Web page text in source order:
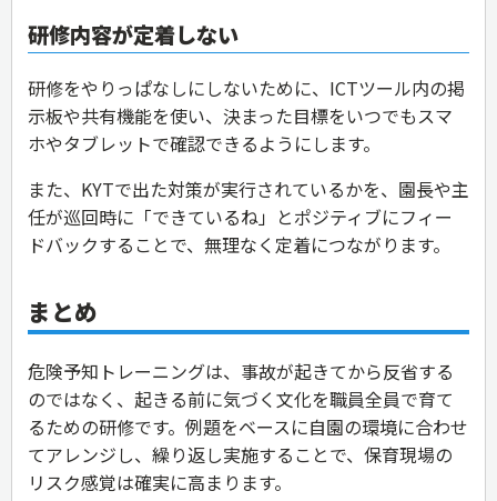
研修内容が定着しない
研修をやりっぱなしにしないために、ICTツール内の掲
示板や共有機能を使い、決まった目標をいつでもスマ
ホやタブレットで確認できるようにします。
また、KYTで出た対策が実行されているかを、園長や主
任が巡回時に「できているね」とポジティブにフィー
ドバックすることで、無理なく定着につながります。
まとめ
危険予知トレーニングは、事故が起きてから反省する
のではなく、起きる前に気づく文化を職員全員で育て
るための研修です。例題をベースに自園の環境に合わせ
てアレンジし、繰り返し実施することで、保育現場の
リスク感覚は確実に高まります。